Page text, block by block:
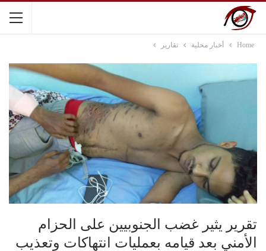
Home أخبار محلية تقارير
تقرير يثير غضب الجنوبيين على الحزام
الأمني بعد قيامه بعمليات انتهاكات وتعذيب